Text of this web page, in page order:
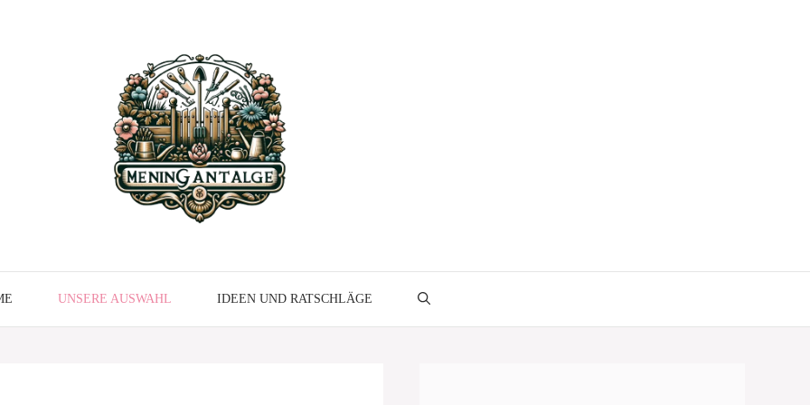
UNSERE AUSWAHL IDEEN UND RATSCHLÄGE